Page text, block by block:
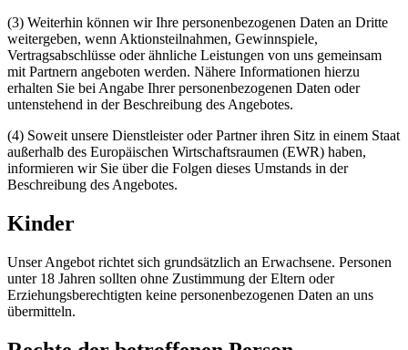
(3) Weiterhin können wir Ihre personenbezogenen Daten an Dritte
weitergeben, wenn Aktionsteilnahmen, Gewinnspiele,
Vertragsabschlüsse oder ähnliche Leistungen von uns gemeinsam
mit Partnern angeboten werden. Nähere Informationen hierzu
erhalten Sie bei Angabe Ihrer personenbezogenen Daten oder
untenstehend in der Beschreibung des Angebotes.
(4) Soweit unsere Dienstleister oder Partner ihren Sitz in einem Staat
außerhalb des Europäischen Wirtschaftsraumen (EWR) haben,
informieren wir Sie über die Folgen dieses Umstands in der
Beschreibung des Angebotes.
Kinder
Unser Angebot richtet sich grundsätzlich an Erwachsene. Personen
unter 18 Jahren sollten ohne Zustimmung der Eltern oder
Erziehungsberechtigten keine personenbezogenen Daten an uns
übermitteln.